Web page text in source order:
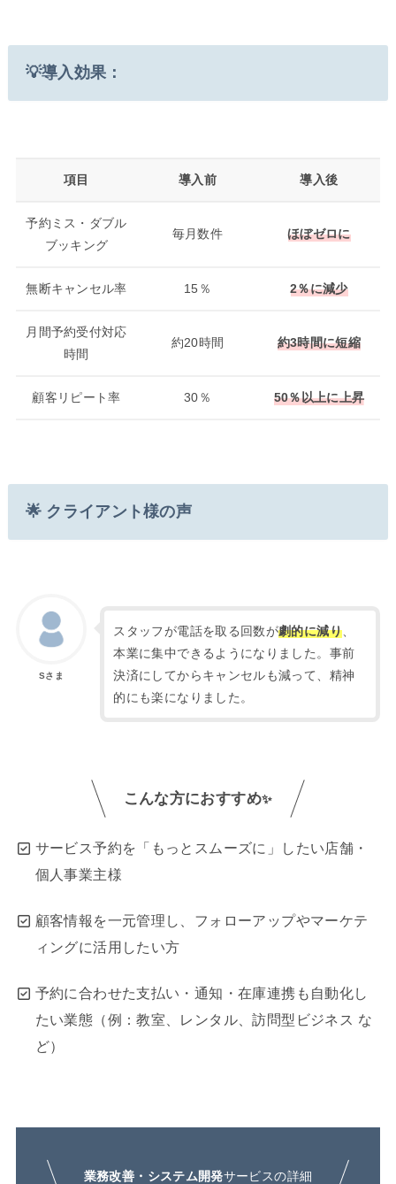
💡導入効果：
項目 導入前 導入後
予約ミス・ダブル
ブッキング
毎月数件 ほぼゼロに
無断キャンセル率 15％ 2％に減少
月間予約受付対応
時間
約20時間 約3時間に短縮
顧客リピート率 30％ 50％以上に上昇
🌟 クライアント様の声
Sさま
スタッフが電話を取る回数が劇的に減り、
本業に集中できるようになりました。事前
決済にしてからキャンセルも減って、精神
的にも楽になりました。
こんな方におすすめ✨
サービス予約を「もっとスムーズに」したい店舗・
個人事業主様
顧客情報を一元管理し、フォローアップやマーケテ
ィングに活用したい方
予約に合わせた支払い・通知・在庫連携も自動化し
たい業態（例：教室、レンタル、訪問型ビジネス な
ど）
業務改善・システム開発サービスの詳細